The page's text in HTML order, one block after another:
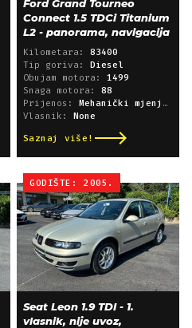
Ford Grand Tourneo
Connect 1.5 TDCi Titanium
L2 - panorama, navigacija
Kilometara: 83400
Tip goriva: Diesel
Obujam motora: 1499
Snaga motora: 88
Prijenos: Mehanički mjenjač
Vlasnik: None
Saznaj više!
GODIŠTE: 2005.
Seat Leon 1.9 TDI - 1.
vlasnik, nije uvoz,